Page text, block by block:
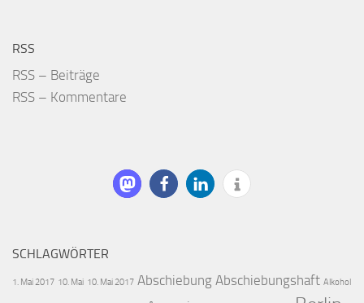
RSS
RSS – Beiträge
RSS – Kommentare
SCHLAGWÖRTER
1. Mai 2017 10. Mai 10. Mai 2017 Abschiebung Abschiebungshaft Alkohol